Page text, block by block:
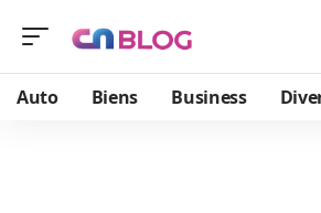
Auto Biens Business